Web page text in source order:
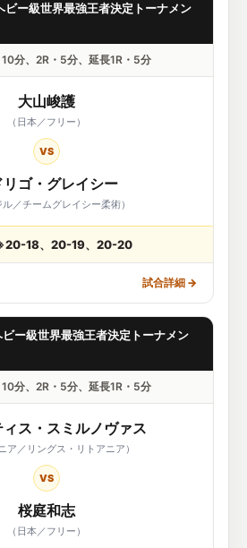
ー級世界最強王者決定トーナメン
分、2R・5分、延長1R・5分
大山峻護
（日本／フリー）
VS
リゴ・グレイシー
ル／チームグレイシー柔術）
18、20-19、20-20
試合詳細 →
ー級世界最強王者決定トーナメン
分、2R・5分、延長1R・5分
ス・スミルノヴァス
ア／リングス・リトアニア）
VS
桜庭和志
（日本／フリー）